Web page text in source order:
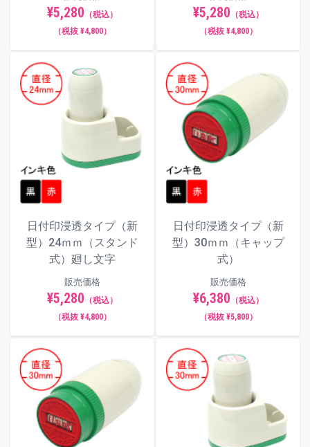
¥5,280 （税込）
（税抜 ¥4,800）
¥5,280 （税込）
（税抜 ¥4,800）
日付印浸透タイプ（新
型）24ｍｍ（スタンド
式）廻し文字
販売価格
¥5,280 （税込）
（税抜 ¥4,800）
日付印浸透タイプ（新
型）30ｍｍ（キャップ
式）
販売価格
¥6,380 （税込）
（税抜 ¥5,800）